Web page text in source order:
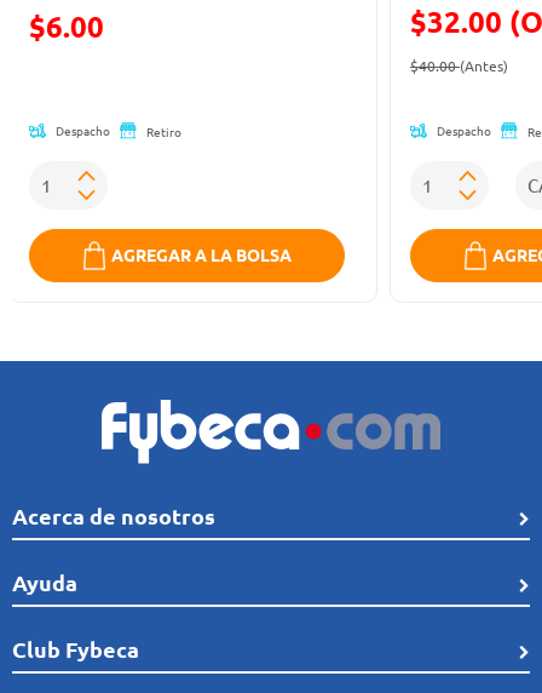
Precio reducido de
$6.00
Despacho Retiro
AGREGAR A LA BOLSA
$32.00
Precio
$40.00(Antes)
Despacho
Acerca de nosotros
Quiénes Somos
Línea de tiempo
Comunidad
Ayuda
Preguntas frecuentes
Cobertura
Club Fybeca